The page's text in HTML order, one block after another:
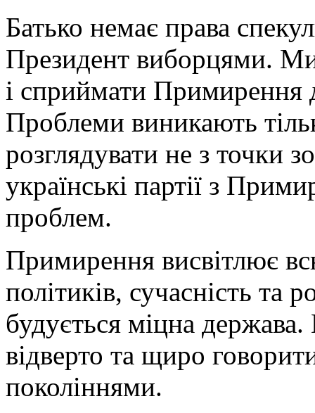
Батько немає права
Президент виборцями. Ми
і сприймати Примирення
Проблеми виникають
розглядувати не з точки
українські партії з
проблем.
Примирення висвітлює
політиків, сучасність та
будується міцна
відверто та щиро
поколіннями.